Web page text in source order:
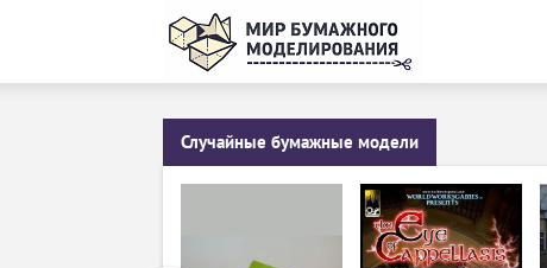
Случайные бумажные модели